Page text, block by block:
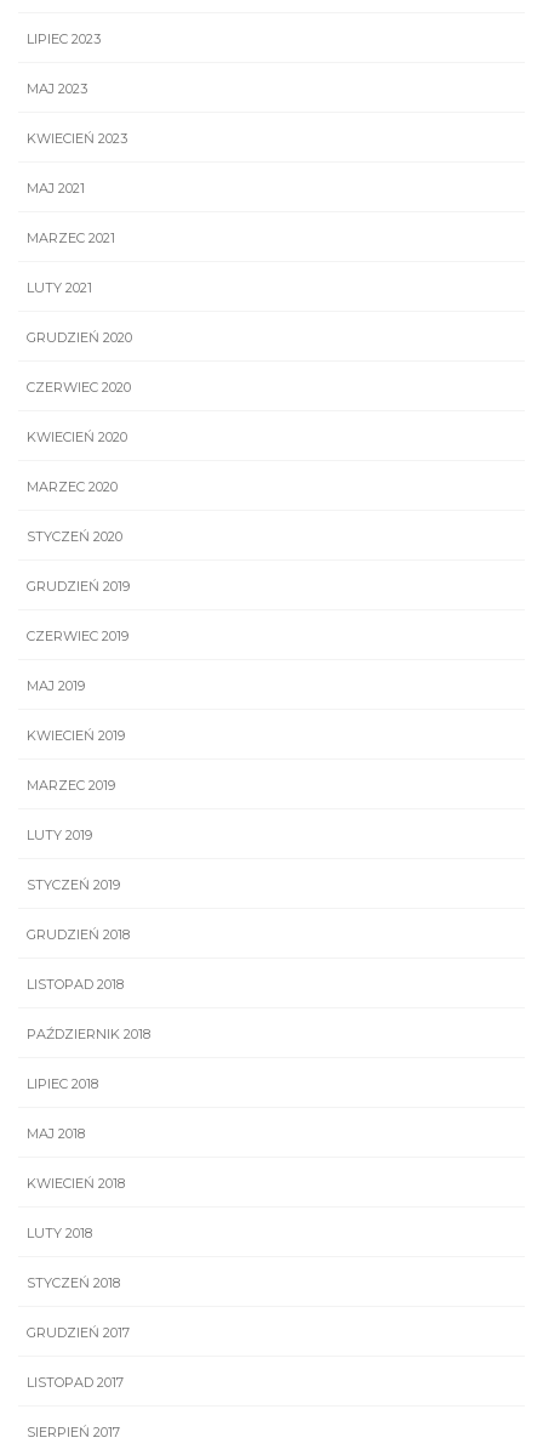
LIPIEC 2023
MAJ 2023
KWIECIEŃ 2023
MAJ 2021
MARZEC 2021
LUTY 2021
GRUDZIEŃ 2020
CZERWIEC 2020
KWIECIEŃ 2020
MARZEC 2020
STYCZEŃ 2020
GRUDZIEŃ 2019
CZERWIEC 2019
MAJ 2019
KWIECIEŃ 2019
MARZEC 2019
LUTY 2019
STYCZEŃ 2019
GRUDZIEŃ 2018
LISTOPAD 2018
PAŹDZIERNIK 2018
LIPIEC 2018
MAJ 2018
KWIECIEŃ 2018
LUTY 2018
STYCZEŃ 2018
GRUDZIEŃ 2017
LISTOPAD 2017
SIERPIEŃ 2017